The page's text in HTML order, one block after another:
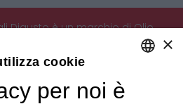
Digusto è un marchio di Olio
- Via Sommariva, 31/2/B -
PIVA 07980320019
×
cookie
per noi è